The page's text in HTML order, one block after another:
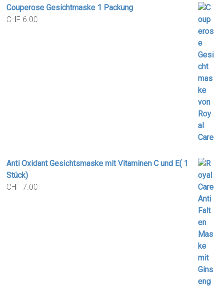
Couperose Gesichtmaske 1 Packung
CHF 6.00
Anti Oxidant Gesichtsmaske mit Vitaminen C und E( 1
Stück)
CHF 7.00